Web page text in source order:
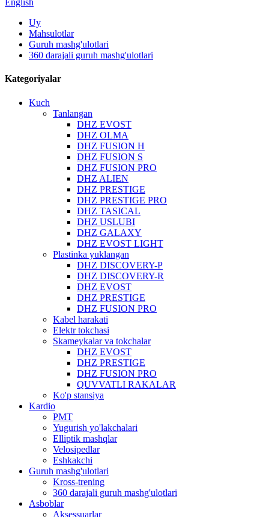
English
Uy
Mahsulotlar
Guruh mashg'ulotlari
360 darajali guruh mashg'ulotlari
Kategoriyalar
Kuch
Tanlangan
DHZ EVOST
DHZ OLMA
DHZ FUSION H
DHZ FUSION S
DHZ FUSION PRO
DHZ ALIEN
DHZ PRESTIGE
DHZ PRESTIGE PRO
DHZ TASICAL
DHZ USLUBI
DHZ GALAXY
DHZ EVOST LIGHT
Plastinka yuklangan
DHZ DISCOVERY-P
DHZ DISCOVERY-R
DHZ EVOST
DHZ PRESTIGE
DHZ FUSION PRO
Kabel harakati
Elektr tokchasi
Skameykalar va tokchalar
DHZ EVOST
DHZ PRESTIGE
DHZ FUSION PRO
QUVVATLI RAKALAR
Ko'p stansiya
Kardio
PMT
Yugurish yo'lakchalari
Elliptik mashqlar
Velosipedlar
Eshkakchi
Guruh mashg'ulotlari
Kross-trening
360 darajali guruh mashg'ulotlari
Asboblar
Aksessuarlar